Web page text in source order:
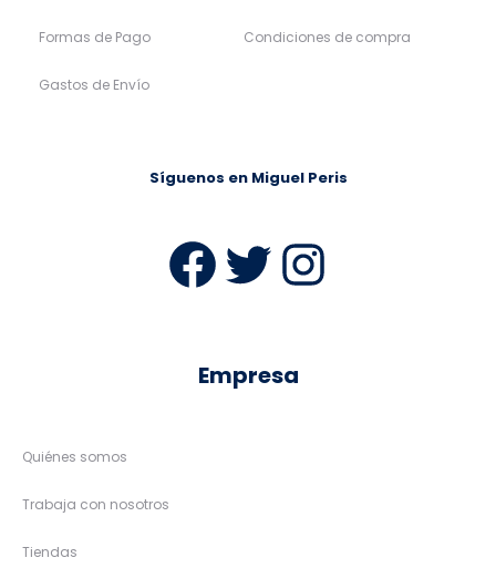
Formas de Pago
Gastos de Envío
Condiciones de compra
Síguenos en Miguel Peris
Facebook
Twitter
Empresa
Quiénes somos
Trabaja con nosotros
Tiendas